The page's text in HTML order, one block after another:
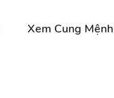
Xem Cung Mệnh